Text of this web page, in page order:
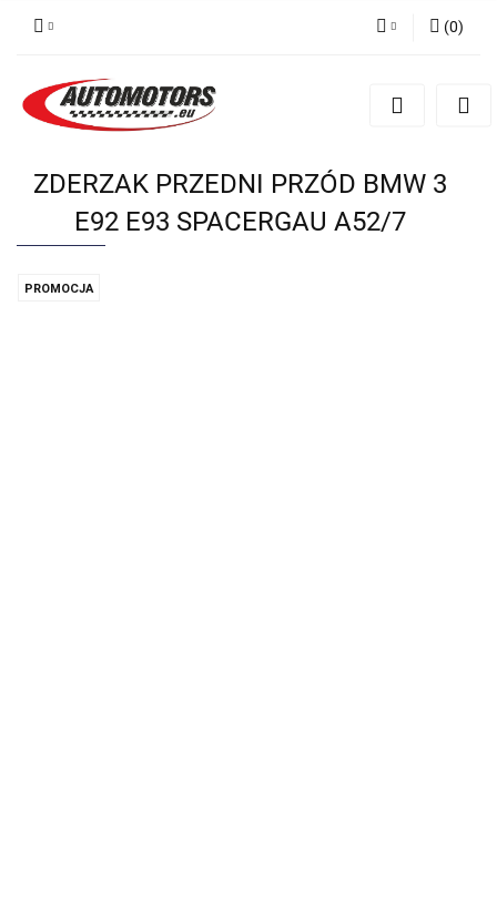
Zarejestruj się
(0)
ZDERZAK PRZEDNI PRZÓD BMW 3
E92 E93 SPACERGAU A52/7
PROMOCJA